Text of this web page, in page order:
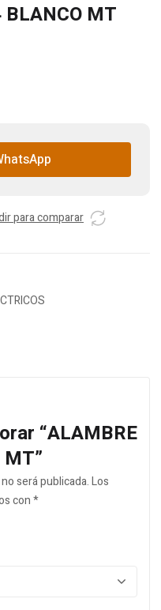
BLANCO MT
para comparar
“ALAMBRE
MT”
será publicada.Los
con*